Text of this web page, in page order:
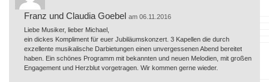
Franz und Claudia Goebel am 06.11.2016
Liebe Musiker, lieber Michael,
ein dickes Kompliment für euer Jubiläumskonzert. 3 Kapellen die durch
exzellente musikalische Darbietungen einen unvergessenen Abend bereitet
haben. Ein schönes Programm mit bekannten und neuen Melodien, mit großen
Engagement und Herzblut vorgetragen. Wir kommen gerne wieder.